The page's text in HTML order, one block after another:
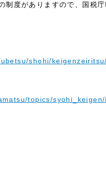
制度がありますので、国税
shohi/
topics/